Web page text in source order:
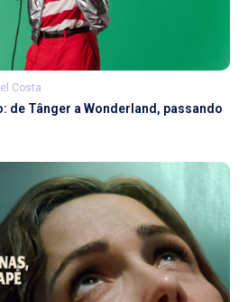
Costa
de Tânger a Wonderland, passando